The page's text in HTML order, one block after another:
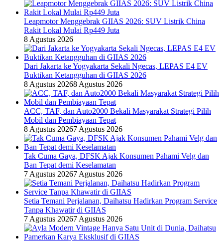
Leapmotor Menggebrak GIIAS 2026: SUV Listrik China
Rakit Lokal Mulai Rp449 Juta
8 Agustus 2026
Dari Jakarta ke Yogyakarta Sekali Ngecas, LEPAS E4 EV
Buktikan Ketangguhan di GIIAS 2026
8 Agustus 20268 Agustus 2026
ACC, TAF, dan Auto2000 Bekali Masyarakat Strategi Pilih
Mobil dan Pembiayaan Tepat
8 Agustus 20267 Agustus 2026
Tak Cuma Gaya, DFSK Ajak Konsumen Pahami Velg dan
Ban Tepat demi Keselamatan
7 Agustus 20267 Agustus 2026
Setia Temani Perjalanan, Daihatsu Hadirkan Program Service
Tanpa Khawatir di GIIAS
7 Agustus 20267 Agustus 2026